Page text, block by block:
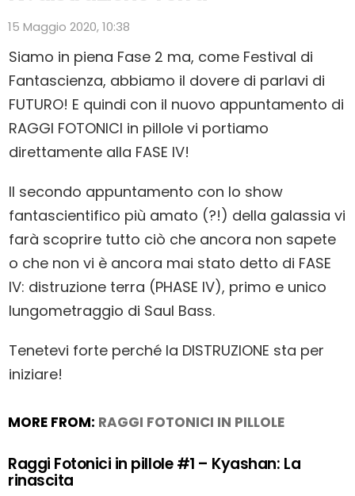
15 Maggio 2020, 10:38
Siamo in piena Fase 2 ma, come Festival di
Fantascienza, abbiamo il dovere di parlavi di
FUTURO! E quindi con il nuovo appuntamento di
RAGGI FOTONICI in pillole vi portiamo
direttamente alla FASE IV!
Il secondo appuntamento con lo show
fantascientifico più amato (?!) della galassia vi
farà scoprire tutto ciò che ancora non sapete
o che non vi è ancora mai stato detto di FASE
IV: distruzione terra (PHASE IV), primo e unico
lungometraggio di Saul Bass.
Tenetevi forte perché la DISTRUZIONE sta per
iniziare!
MORE FROM: RAGGI FOTONICI IN PILLOLE
Raggi Fotonici in pillole #1 – Kyashan: La
rinascita